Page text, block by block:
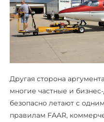
Другая сторона
многие частные и
безопасно летают с
правилам FAAR,